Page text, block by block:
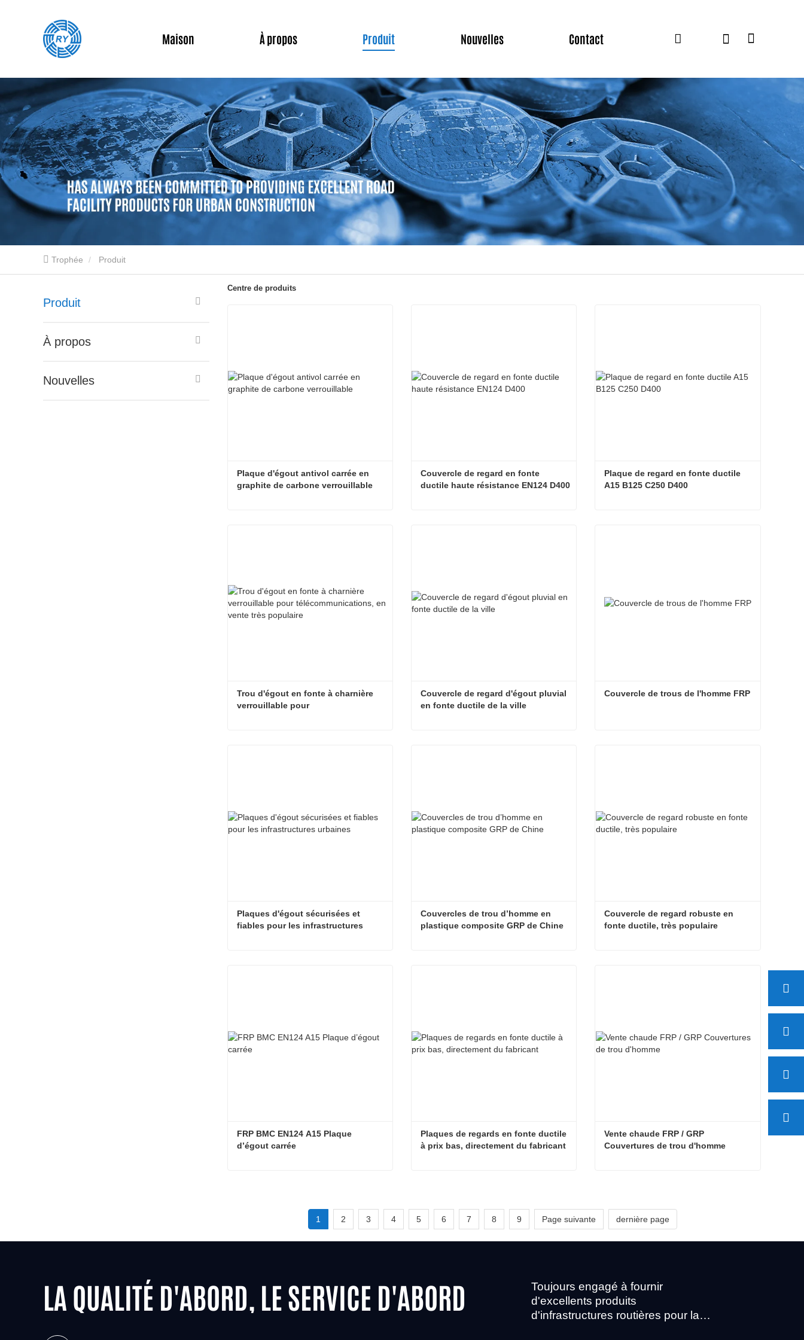
Maison À propos Produit Nouvelles Contact
Trophée Produit
Produit
À propos
Nouvelles
Centre de produits
Plaque d'égout antivol carrée en
graphite de carbone verrouillable
Couvercle de regard en fonte
ductile haute résistance EN124 D400
Plaque de regard en fonte ductile
A15 B125 C250 D400
Trou d'égout en fonte à charnière
verrouillable pour
Couvercle de regard d'égout pluvial
en fonte ductile de la ville
Couvercle de trous de l'homme FRP
Plaques d'égout sécurisées et
fiables pour les infrastructures
Couvercles de trou d’homme en
plastique composite GRP de Chine
Couvercle de regard robuste en
fonte ductile, très populaire
FRP BMC EN124 A15 Plaque
d’égout carrée
Plaques de regards en fonte ductile
à prix bas, directement du fabricant
Vente chaude FRP / GRP
Couvertures de trou d'homme
1 2 3 4 5 6 7 8 9 Page suivante dernière page
LA QUALITÉ D'ABORD, LE SERVICE D'ABORD
Toujours engagé à fournir
d'excellents produits
d'infrastructures routières pour la